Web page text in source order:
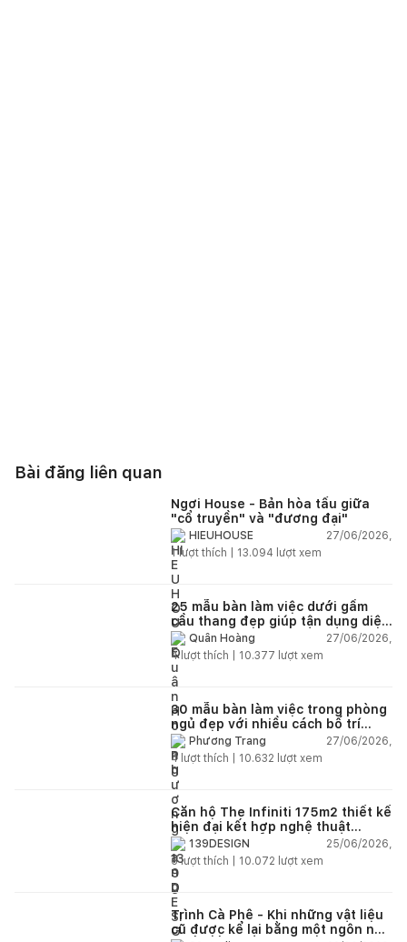
Bài đăng liên quan
Ngơi House - Bản hòa tấu giữa
"cổ truyền" và "đương đại"
HIEUHOUSE
27/06/2026,
1lượt thích | 13.094 lượt xem
25 mẫu bàn làm việc dưới gầm
cầu thang đẹp giúp tận dụng diện
tích tưởng chừng bị bỏ quên
Quân Hoàng
27/06/2026,
4lượt thích | 10.377 lượt xem
30 mẫu bàn làm việc trong phòng
ngủ đẹp với nhiều cách bố trí
thông minh cho mọi diện tích
Phương Trang
27/06/2026,
4 lượt thích | 10.632 lượt xem
Căn hộ The Infiniti 175m2 thiết kế
hiện đại kết hợp nghệ thuật
Modern Art đầy cảm xúc
139DESIGN
25/06/2026,
6lượt thích | 10.072 lượt xem
Trình Cà Phê - Khi những vật liệu
cũ được kể lại bằng một ngôn ngữ